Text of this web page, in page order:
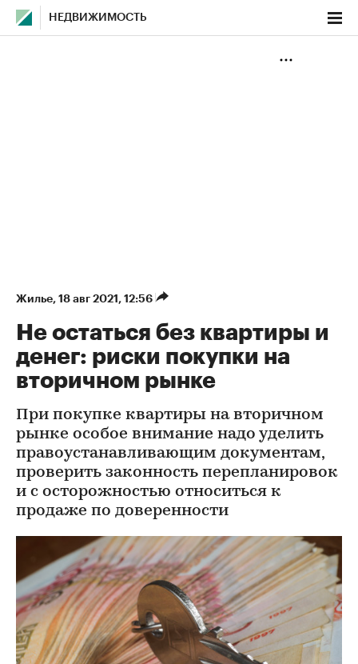
НЕДВИЖИМОСТЬ
Жилье⁠, 18 авг 2021, 12:56
Не остаться без квартиры и
денег: риски покупки на
вторичном рынке
При покупке квартиры на вторичном
рынке особое внимание надо уделить
правоустанавливающим документам,
проверить законность перепланировок
и с осторожностью относиться к
продаже по доверенности